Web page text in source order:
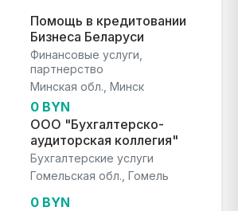
Помощь в кредитовании
Бизнеса Беларуси
Финансовые услуги,
партнерство
Минская обл., Минск
0 BYN
ООО "Бухгалтерско-
аудиторская коллегия"
Бухгалтерские услуги
Гомельская обл., Гомель
0 BYN